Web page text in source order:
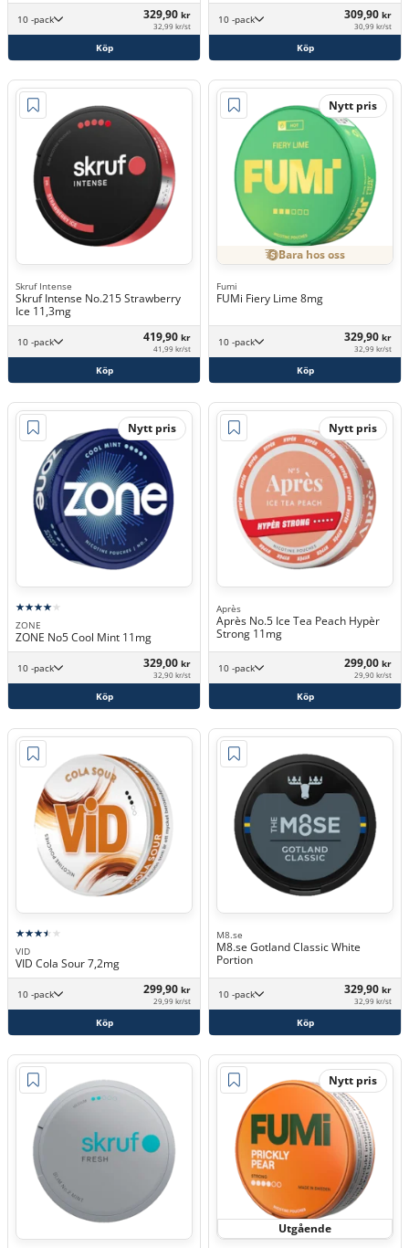
10 -pack 329,90 kr
32,99 kr/st
Köp
10 -pack 309,90 kr
30,99 kr/st
Köp
Skruf Intense
Skruf Intense No.215 Strawberry
Ice 11,3mg
10 -pack 419,90 kr
41,99 kr/st
Köp
Nytt pris
Bara hos oss
Fumi
FUMi Fiery Lime 8mg
10 -pack 329,90 kr
32,99 kr/st
Köp
Nytt pris
ZONE
ZONE No5 Cool Mint 11mg
10 -pack 329,00 kr
32,90 kr/st
Köp
Nytt pris
Après
Après No.5 Ice Tea Peach Hypèr
Strong 11mg
10 -pack 299,00 kr
29,90 kr/st
Köp
VID
VID Cola Sour 7,2mg
10 -pack 299,90 kr
29,99 kr/st
Köp
M8.se
M8.se Gotland Classic White
Portion
10 -pack 329,90 kr
32,99 kr/st
Köp
Nytt pris
Utgående